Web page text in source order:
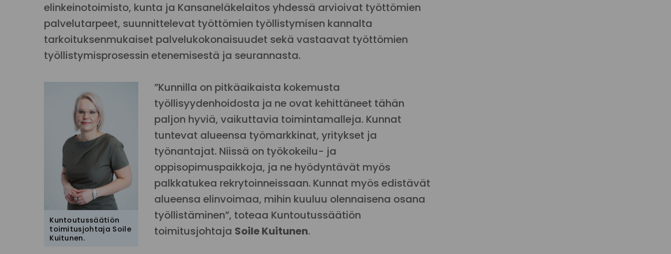
elinkeinotoimisto, kunta ja Kansaneläkelaitos yhdessä arvioivat työttömien
palvelutarpeet, suunnittelevat työttömien työllistymisen kannalta
tarkoituksenmukaiset palvelukokonaisuudet sekä vastaavat työttömien
työllistymisprosessin etenemisestä ja seurannasta.
Kuntoutussäätiön
toimitusjohtaja Soile
Kuitunen.
”Kunnilla on pitkäaikaista kokemusta
työllisyydenhoidosta ja ne ovat kehittäneet tähän
paljon hyviä, vaikuttavia toimintamalleja. Kunnat
tuntevat alueensa työmarkkinat, yritykset ja
työnantajat. Niissä on työkokeilu- ja
oppisopimuspaikkoja, ja ne hyödyntävät myös
palkkatukea rekrytoinneissaan. Kunnat myös edistävät
alueensa elinvoimaa, mihin kuuluu olennaisena osana
työllistäminen”, toteaa Kuntoutussäätiön
toimitusjohtaja Soile Kuitunen.